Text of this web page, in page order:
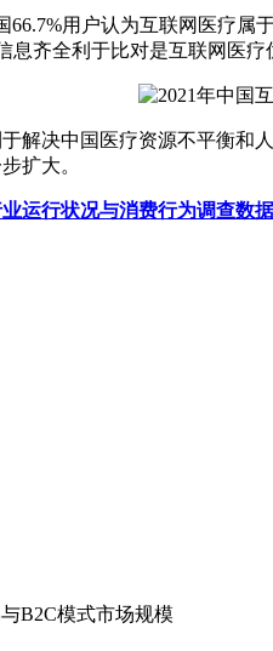
用户认为互联网医疗属
齐全利于比对是互联网医疗
决中国医疗资源不平衡和
扩大。
运行状况与消费行为调查数据
B2C模式市场规模